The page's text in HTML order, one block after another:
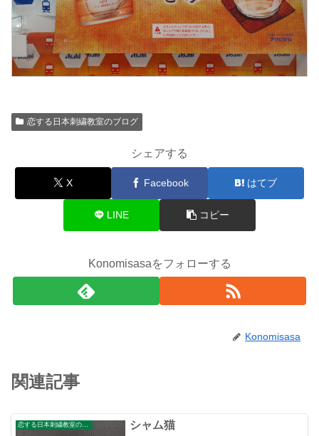
恋する日本刺繍教室のブログ
シェアする
X Facebook はてブ
LINE コピー
Konomisasaをフォローする
Konomisasa
関連記事
恋する日本刺繍教室のブログ シャム猫